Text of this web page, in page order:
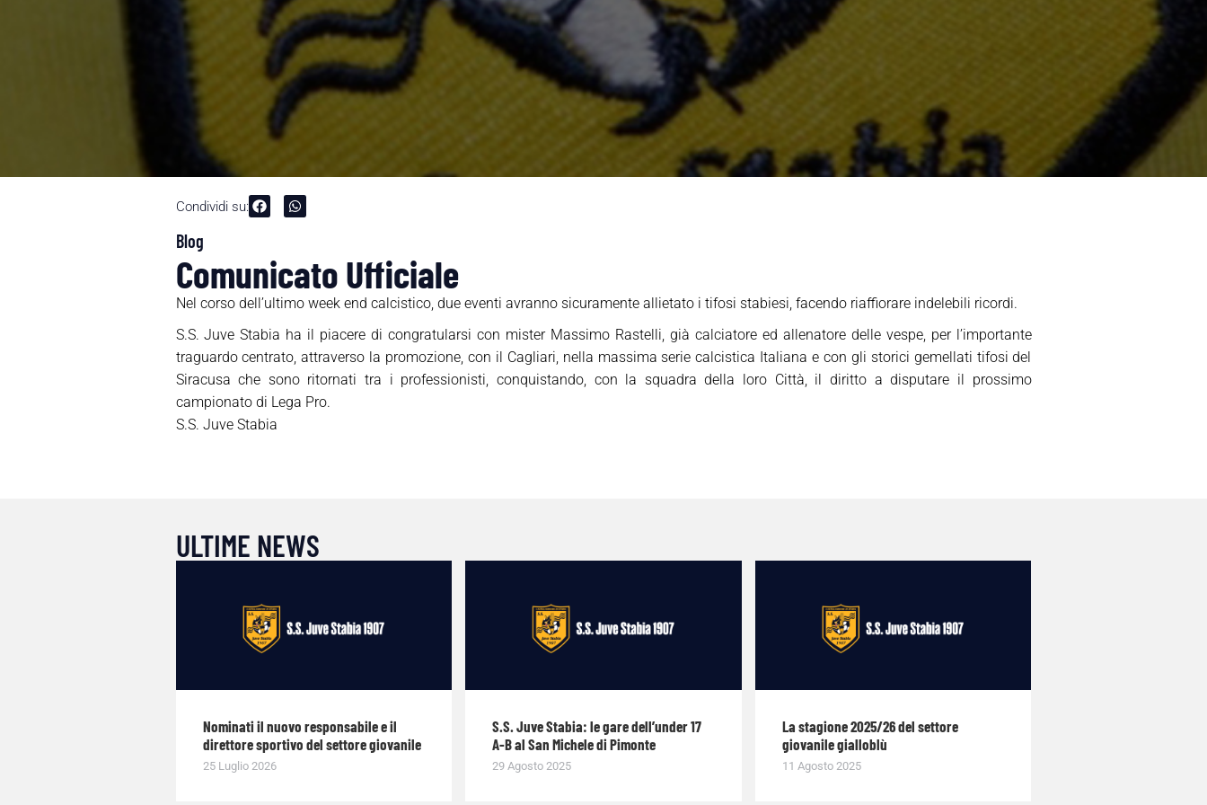
Condividi su:
Blog
Comunicato Ufficiale
Nel corso dell’ultimo week end calcistico, due eventi avranno sicuramente allietato i tifosi stabiesi, facendo riaffiorare indelebili ricordi.
S.S. Juve Stabia ha il piacere di congratularsi con mister Massimo Rastelli, già calciatore ed allenatore delle vespe, per l’importante
traguardo centrato, attraverso la promozione, con il Cagliari, nella massima serie calcistica Italiana e con gli storici gemellati tifosi del
Siracusa che sono ritornati tra i professionisti, conquistando, con la squadra della loro Città, il diritto a disputare il prossimo
campionato di Lega Pro.
S.S. Juve Stabia
ULTIME NEWS
Nominati il nuovo responsabile e il
direttore sportivo del settore giovanile
25 Luglio 2026
S.S. Juve Stabia: le gare dell’under 17
A-B al San Michele di Pimonte
29 Agosto 2025
La stagione 2025/26 del settore
giovanile gialloblù
11 Agosto 2025